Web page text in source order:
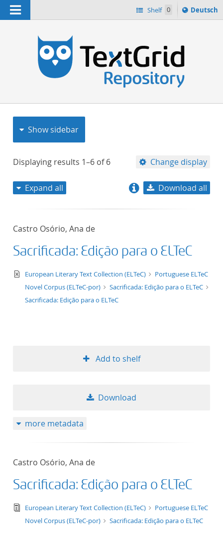
Navigation Shelf 0
Sprache
ï¿½ndern
Deutsch
Show sidebar
Displaying results 1–6 of6 Change display
title descending
format ascending
Expand all Download all
Castro Osório, Ana de
Sacrificada: Edição para o ELTeC
text/xml
European Literary Text Collection (ELTeC)
Portuguese ELTeC
Novel Corpus (ELTeC-por)
Sacrificada: Edição para o ELTeC
Sacrificada: Edição para o ELTeC
Add to shelf
Download
more metadata
Castro Osório, Ana de
Sacrificada: Edição para o ELTeC
text/tg.edition+tg.aggregation+xml
European Literary Text Collection (ELTeC)
Portuguese ELTeC
Novel Corpus (ELTeC-por)
Sacrificada: Edição para o ELTeC